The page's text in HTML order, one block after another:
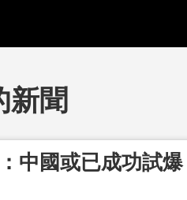
聞
中國或已成功試爆